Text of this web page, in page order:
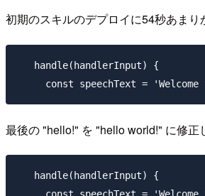
初期のスキルのデプロイに54秒あまり
   handle(handlerInput) {
最後の "hello!" を "hello world!" に修正
   handle(handlerInput) {